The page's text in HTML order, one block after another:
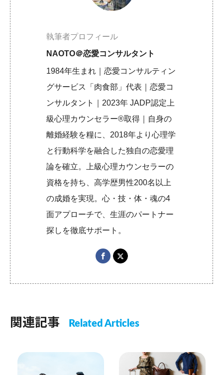
執筆者プロフィール
NAOTO＠恋愛コンサルタント
1984年生まれ｜恋愛コンサルティン
グサービス「肉食部」代表｜恋愛コ
ンサルタント｜2023年 JADP認定上
級心理カウンセラー®取得｜自身の
離婚経験を糧に、2018年より心理学
と行動科学を融合した独自の恋愛理
論を確立。上級心理カウンセラーの
資格を持ち、高学歴男性200名以上
の成婚を実現。心・技・体・魂の4
面アプローチで、生涯のパートナー
探しを徹底サポート。
関連記事 Related Articles